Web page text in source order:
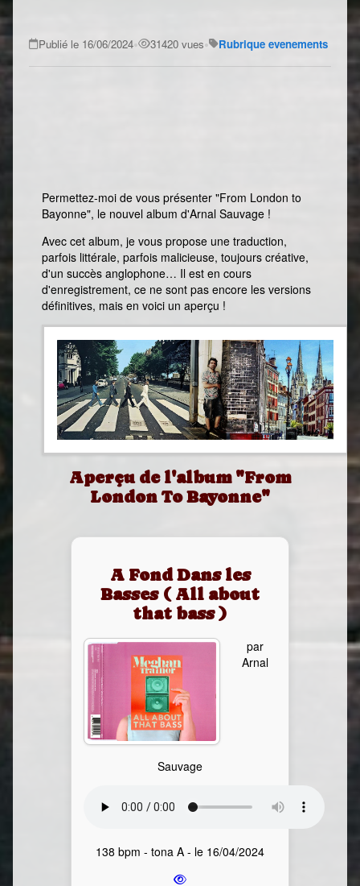
Publié le 16/06/2024 31420 vues• Rubrique evenements
Permettez-moi de vous présenter "From London to
Bayonne", le nouvel album d'Arnal Sauvage !
Avec cet album, je vous propose une traduction,
parfois littérale, parfois malicieuse, toujours créative,
d'un succès anglophone… Il est en cours
d'enregistrement, ce ne sont pas encore les versions
définitives, mais en voici un aperçu !
Aperçu de l'album "From
London To Bayonne"
A Fond Dans les
Basses ( All about
that bass )
par
Arnal
Sauvage
138 bpm - tona A - le 16/04/2024